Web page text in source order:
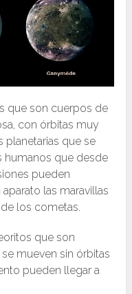
que son cuerpos de
con órbitas muy
planetarias que se
humanos que desde
pueden
las maravillas
los cometas.
que son
mueven sin órbitas
pueden llegar a